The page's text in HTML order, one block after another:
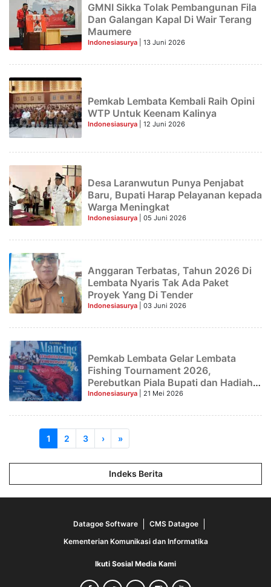
GMNI Sikka Tolak Pembangunan Fila
Dan Galangan Kapal Di Wair Terang
Maumere
Indonesiasurya | 13 Juni 2026
Pemkab Lembata Kembali Raih Opini
WTP Untuk Keenam Kalinya
Indonesiasurya | 12 Juni 2026
Desa Laranwutun Punya Penjabat
Baru, Bupati Harap Pelayanan kepada
Warga Meningkat
Indonesiasurya | 05 Juni 2026
Anggaran Terbatas, Tahun 2026 Di
Lembata Nyaris Tak Ada Paket
Proyek Yang Di Tender
Indonesiasurya | 03 Juni 2026
Pemkab Lembata Gelar Lembata
Fishing Tournament 2026,
Perebutkan Piala Bupati dan Hadiah
Ratusan Juta Rupiah
Indonesiasurya | 21 Mei 2026
1 2 3 › »
Indeks Berita
Datagoe Software
CMS Datagoe
Kementerian Komunikasi dan Informatika
Ikuti Sosial Media Kami